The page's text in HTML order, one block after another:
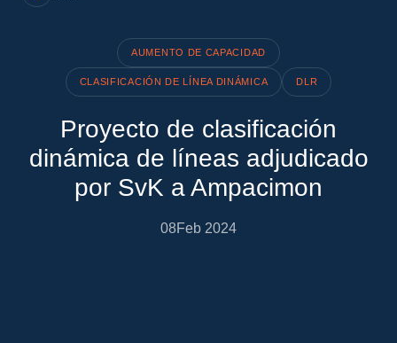
AUMENTO DE CAPACIDAD
CLASIFICACIÓN DE LÍNEA DINÁMICA DLR
Proyecto de clasificación
dinámica de líneas adjudicado
por SvK a Ampacimon
08Feb 2024